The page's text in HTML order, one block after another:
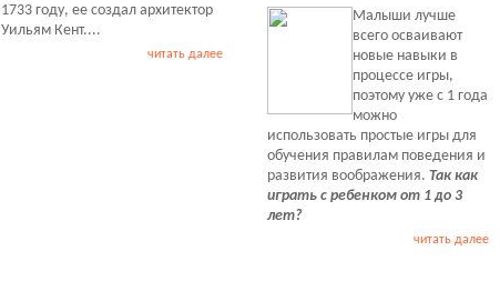
1733 году, ее создал архитектор
Уильям Кент....
читать далее
Малыши лучше
всего осваивают
новые навыки в
процессе игры,
поэтому уже с 1 года
можно
использовать простые игры для
обучения правилам поведения и
развития воображения. Так как
играть с ребенком от 1 до 3
лет?
читать далее